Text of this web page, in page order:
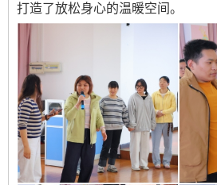
打造了放松身心的温暖空间。